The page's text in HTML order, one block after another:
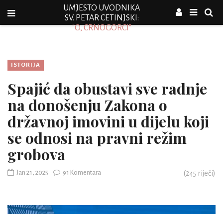
UMJESTO UVODNIKA
SV. PETAR CETINJSKI:
"O, CRNOGORCI"
ISTORIJA
Spajić da obustavi sve radnje
na donošenju Zakona o
državnoj imovini u dijelu koji
se odnosi na pravni režim
grobova
Jan 21, 2025 91 Komentara (245 riječi)